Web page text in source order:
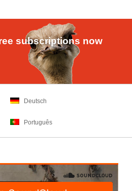
subscriptions now
Deutsch
Português